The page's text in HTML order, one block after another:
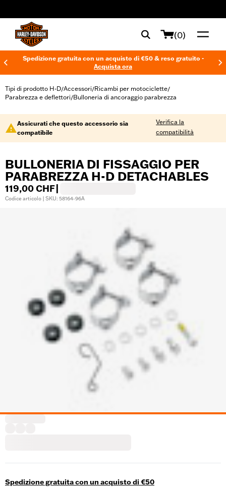
(0)
Spedizione gratuita con un acquisto di €50 & reso gratuito -
Acquista ora
Tipi di prodotto H-D/Accessori/Ricambi per motociclette/
Parabrezza e deflettori/Bulloneria di ancoraggio parabrezza
Assicurati che questo accessorio sia
compatibile
Verifica la
compatibilità
BULLONERIA DI FISSAGGIO PER
PARABREZZA H-D DETACHABLES
119,00 CHF
Codice articolo | SKU: 58164-96A
Spedizione gratuita con un acquisto di €50